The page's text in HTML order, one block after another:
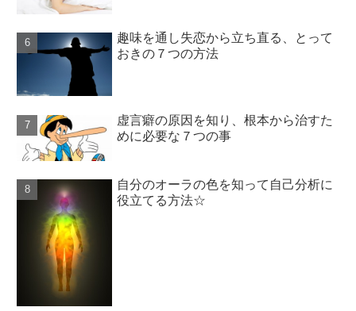
趣味を通し失恋から立ち直る、とって
おきの７つの方法
虚言癖の原因を知り、根本から治すた
めに必要な７つの事
自分のオーラの色を知って自己分析に
役立てる方法☆